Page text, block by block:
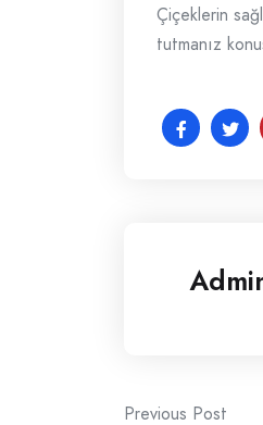
Çiçeklerin
tutmanız
Previous Post